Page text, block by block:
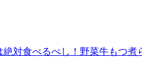
絶対食べるべし！野菜牛もつ